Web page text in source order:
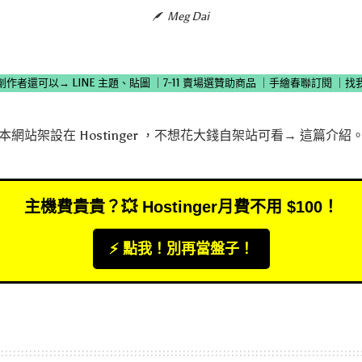
Meg Dai
作者還可以→ LINE 主題、貼圖 7-11 賣場選贊助商品 手繪春聯訂閱 找
網站架設在 Hostinger，不想花大錢自架站可看→ 這篇介紹 。
主機費貴貴？💥 Hostinger月費不用 $100！
⚡️ 點我！別再當盤子！